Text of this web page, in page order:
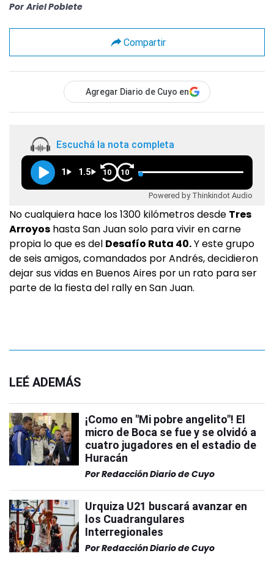
Por Ariel Poblete
Compartir
Agregar Diario de Cuyo en
Escuchá la nota completa
1 1.5 10 10
Powered by Thinkindot Audio
No cualquiera hace los 1300 kilómetros desde Tres
Arroyos hasta San Juan solo para vivir en carne
propia lo que es del Desafío Ruta 40.Y este grupo
de seis amigos, comandados por Andrés, decidieron
dejar sus vidas en Buenos Aires por un rato para ser
parte de la fiesta del rally en San Juan.
LEÉ ADEMÁS
¡Como en "Mi pobre angelito"! El
micro de Boca se fue y se olvidó a
cuatro jugadores en el estadio de
Huracán
PorRedacción Diario de Cuyo
Urquiza U21 buscará avanzar en
los Cuadrangulares
Interregionales
PorRedacción Diario de Cuyo